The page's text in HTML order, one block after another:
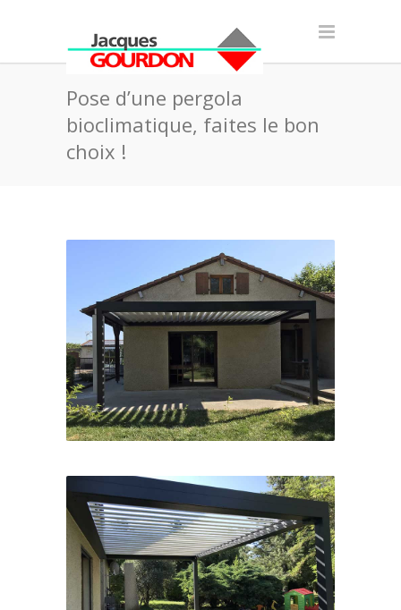
Pose d’une pergola
bioclimatique, faites le bon
choix !